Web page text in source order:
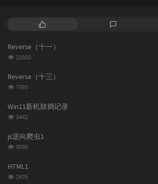
热
Reverse（十一）
浏
次
22920
Reverse（十三）
浏
次
7593
Win11新机鼓捣记录
浏
次
数:
3442
js逆向爬虫1
浏
次
3090
HTML1
浏
2876